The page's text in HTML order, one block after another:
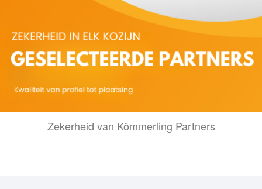
Zekerheid van Kömmerling Partners